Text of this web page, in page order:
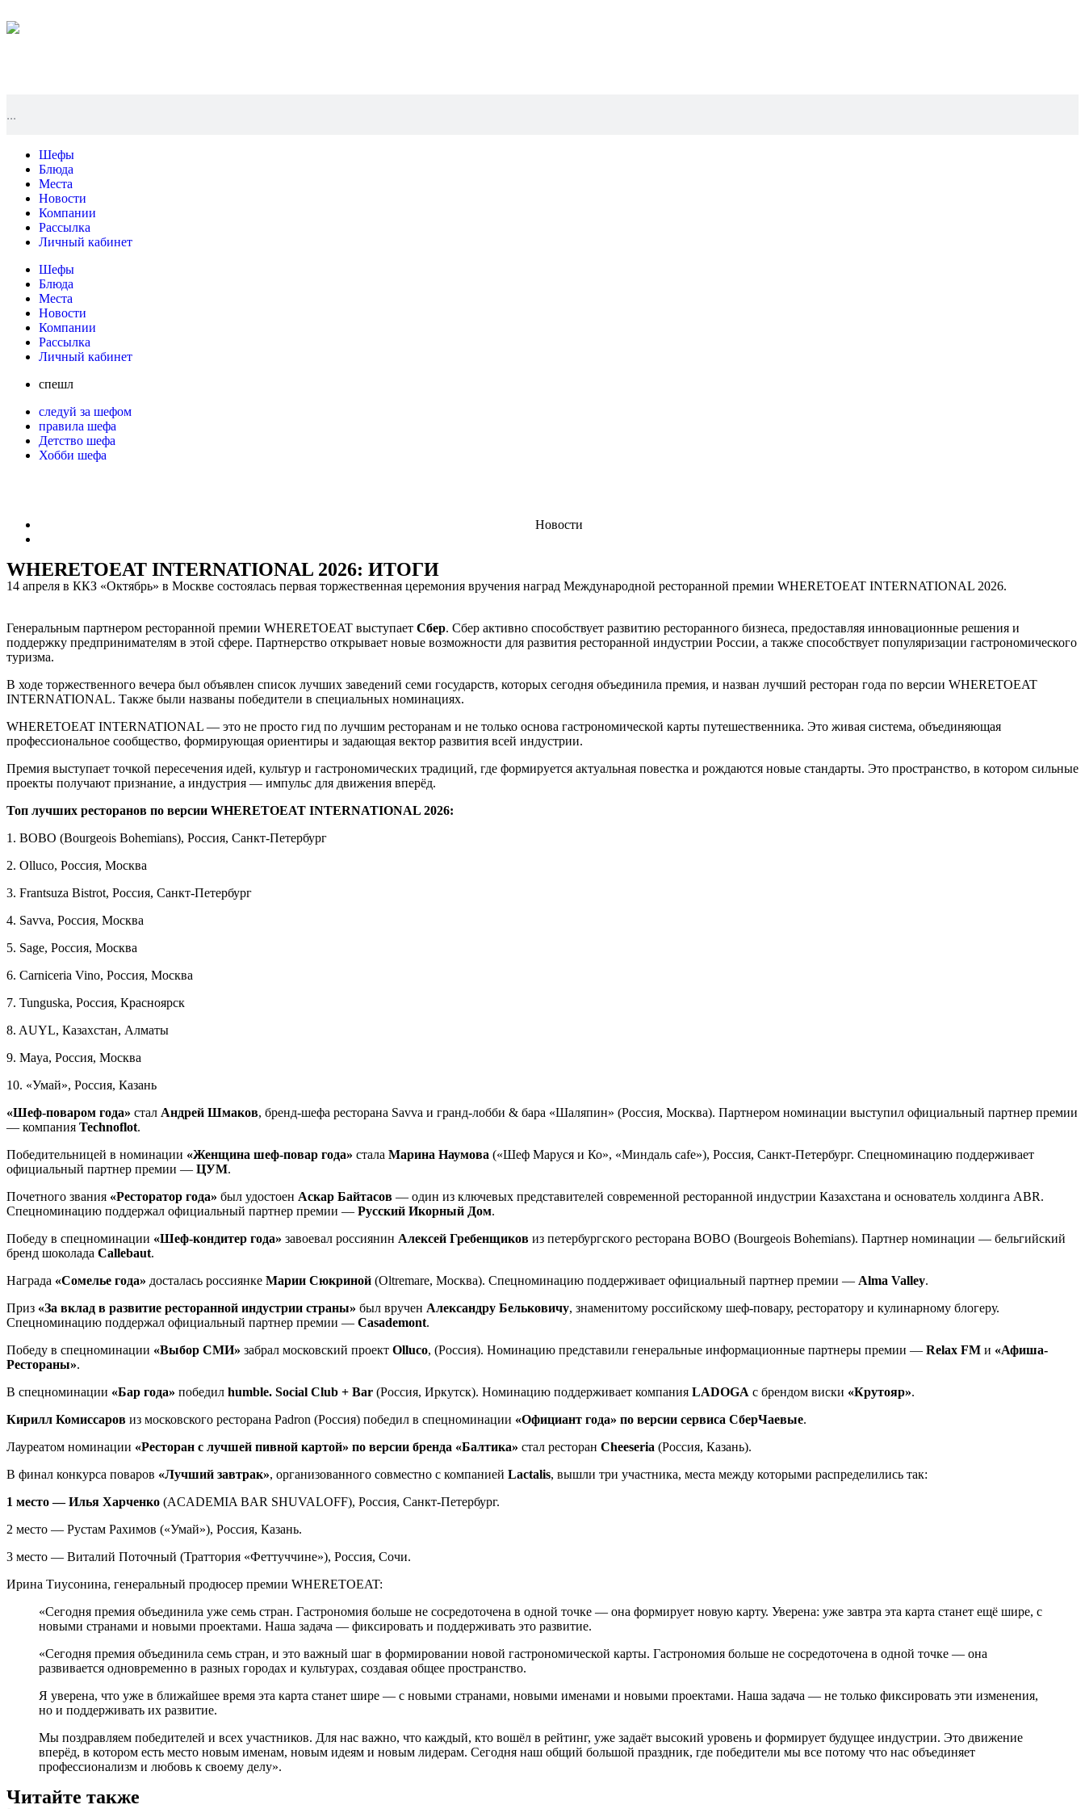
Шефы
Блюда
Места
Новости
Компании
Рассылка
Личный кабинет
Шефы
Блюда
Места
Новости
Компании
Рассылка
Личный кабинет
спешл
следуй за шефом
правила шефа
Детство шефа
Хобби шефа
Новости
WHERETOEAT INTERNATIONAL 2026: ИТОГИ
14 апреля в ККЗ «Октябрь» в Москве состоялась первая торжественная церемония вручения наград Международной ресторанной премии WHERETOEAT INTERNATIONAL 2026.
Генеральным партнером ресторанной премии WHERETOEAT выступает Сбер. Сбер активно способствует развитию ресторанного бизнеса, предоставляя инновационные решения и
поддержку предпринимателям в этой сфере. Партнерство открывает новые возможности для развития ресторанной индустрии России, а также способствует популяризации гастрономического
туризма.
В ходе торжественного вечера был объявлен список лучших заведений семи государств, которых сегодня объединила премия, и назван лучший ресторан года по версии WHERETOEAT
INTERNATIONAL. Также были названы победители в специальных номинациях.
WHERETOEAT INTERNATIONAL — это не просто гид по лучшим ресторанам и не только основа гастрономической карты путешественника. Это живая система, объединяющая
профессиональное сообщество, формирующая ориентиры и задающая вектор развития всей индустрии.
Премия выступает точкой пересечения идей, культур и гастрономических традиций, где формируется актуальная повестка и рождаются новые стандарты. Это пространство, в котором сильные
проекты получают признание, а индустрия — импульс для движения вперёд.
Топ лучших ресторанов по версии WHERETOEAT INTERNATIONAL 2026:
1. BOBO (Bourgeois Bohemians), Россия, Санкт-Петербург
2. Olluco, Россия, Москва
3. Frantsuza Bistrot, Россия, Санкт-Петербург
4. Savva, Россия, Москва
5. Sage, Россия, Москва
6. Carniceria Vino, Россия, Москва
7. Tunguska, Россия, Красноярск
8. AUYL, Казахстан, Алматы
9. Maya, Россия, Москва
10. «Умай», Россия, Казань
«Шеф-поваром года» стал Андрей Шмаков, бренд-шефа ресторана Savva и гранд-лобби & бара «Шаляпин» (Россия, Москва). Партнером номинации выступил официальный партнер премии
— компания Technoflot.
Победительницей в номинации «Женщина шеф-повар года» стала Марина Наумова («Шеф Маруся и Ко», «Миндаль cafe»), Россия, Санкт-Петербург. Спецноминацию поддерживает
официальный партнер премии — ЦУМ.
Почетного звания «Ресторатор года» был удостоен Аскар Байтасов — один из ключевых представителей современной ресторанной индустрии Казахстана и основатель холдинга ABR.
Спецноминацию поддержал официальный партнер премии — Русский Икорный Дом.
Победу в спецноминации «Шеф-кондитер года» завоевал россиянин Алексей Гребенщиков из петербургского ресторана BOBO (Bourgeois Bohemians). Партнер номинации — бельгийский
бренд шоколада Callebaut.
Награда «Сомелье года» досталась россиянке Марии Сюкриной (Oltremare, Москва). Спецноминацию поддерживает официальный партнер премии — Alma Valley.
Приз «За вклад в развитие ресторанной индустрии страны» был вручен Александру Бельковичу, знаменитому российскому шеф-повару, ресторатору и кулинарному блогеру.
Спецноминацию поддержал официальный партнер премии — Casademont.
Победу в спецноминации «Выбор СМИ» забрал московский проект Olluco, (Россия). Номинацию представили генеральные информационные партнеры премии — Relax FM и «Афиша-
Рестораны».
В спецноминации «Бар года» победил humble. Social Club + Bar (Россия, Иркутск). Номинацию поддерживает компания LADOGA с брендом виски «Крутояр».
Кирилл Комиссаров из московского ресторана Padron (Россия) победил в спецноминации «Официант года» по версии сервиса СберЧаевые.
Лауреатом номинации «Ресторан с лучшей пивной картой» по версии бренда «Балтика» стал ресторан Cheeseria (Россия, Казань).
В финал конкурса поваров «Лучший завтрак», организованного совместно с компанией Lactalis, вышли три участника, места между которыми распределились так:
1 место — Илья Харченко (ACADEMIA BAR SHUVALOFF), Россия, Санкт-Петербург.
2 место — Рустам Рахимов («Умай»), Россия, Казань.
3 место — Виталий Поточный (Траттория «Феттуччине»), Россия, Сочи.
Ирина Тиусонина, генеральный продюсер премии WHERETOEAT:
«Сегодня премия объединила уже семь стран. Гастрономия больше не сосредоточена в одной точке — она формирует новую карту. Уверена: уже завтра эта карта станет ещё шире, с
новыми странами и новыми проектами. Наша задача — фиксировать и поддерживать это развитие.
«Сегодня премия объединила семь стран, и это важный шаг в формировании новой гастрономической карты. Гастрономия больше не сосредоточена в одной точке — она
развивается одновременно в разных городах и культурах, создавая общее пространство.
Я уверена, что уже в ближайшее время эта карта станет шире — с новыми странами, новыми именами и новыми проектами. Наша задача — не только фиксировать эти изменения,
но и поддерживать их развитие.
Мы поздравляем победителей и всех участников. Для нас важно, что каждый, кто вошёл в рейтинг, уже задаёт высокий уровень и формирует будущее индустрии. Это движение
вперёд, в котором есть место новым именам, новым идеям и новым лидерам. Сегодня наш общий большой праздник, где победители мы все потому что нас объединяет
профессионализм и любовь к своему делу».
Читайте также